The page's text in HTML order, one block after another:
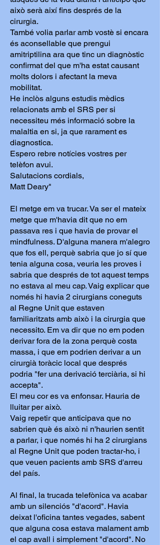
això serà així fins després de la
cirurgia.
També volia parlar amb vostè si encara
és aconsellable que prengui
amitriptilina ara que tinc un diagnòstic
confirmat del que m'ha estat causant
molts dolors i afectant la meva
mobilitat.
He inclòs alguns estudis mèdics
relacionats amb el SRS per si
necessiteu més informació sobre la
malaltia en si, ja que rarament es
diagnostica.
Espero rebre notícies vostres per
telèfon avui.
Salutacions cordials,
Matt Deary"
El metge em va trucar. Va ser el mateix
metge que m'havia dit que no em
passava res i que havia de provar el
mindfulness. D'alguna manera m'alegro
que fos ell, perquè sabria que jo sí que
tenia alguna cosa, veuria les proves i
sabria que després de tot aquest temps
no estava al meu cap. Vaig explicar que
només hi havia 2 cirurgians coneguts
al Regne Unit que estaven
familiaritzats amb això i la cirurgia que
necessito. Em va dir que no em poden
derivar fora de la zona perquè costa
massa, i que em podrien derivar a un
cirurgià toràcic local que després
podria "fer una derivació terciària, si hi
accepta".
El meu cor es va enfonsar. Hauria de
lluitar per això.
Vaig repetir que anticipava que no
sabrien què és això ni n'haurien sentit
a parlar, i que només hi ha 2 cirurgians
al Regne Unit que poden tractar-ho, i
que veuen pacients amb SRS d'arreu
del país.
Al final, la trucada telefònica va acabar
amb un silenciós "d'acord". Havia
deixat l'oficina tantes vegades, sabent
que alguna cosa estava malament amb
el cap avall i simplement "d'acord". No